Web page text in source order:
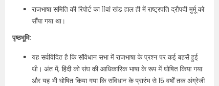
राजभाषा समिति की रिपोर्ट का 11वां खंड हाल ही में राष्ट्रपति द्रौपदी मुर्मू को
सौंपा गया था।
पृष्ठभूमि:
यह सर्वविदित है कि संविधान सभा में राजभाषा के प्रश्न पर कई बहसें हुई
थी। अंत में, हिंदी को संघ की आधिकारिक भाषा के रूप में घोषित किया गया
और यह भी घोषित किया गया कि संविधान के प्रारंभ से 15 वर्षों तक अंग्रेजी